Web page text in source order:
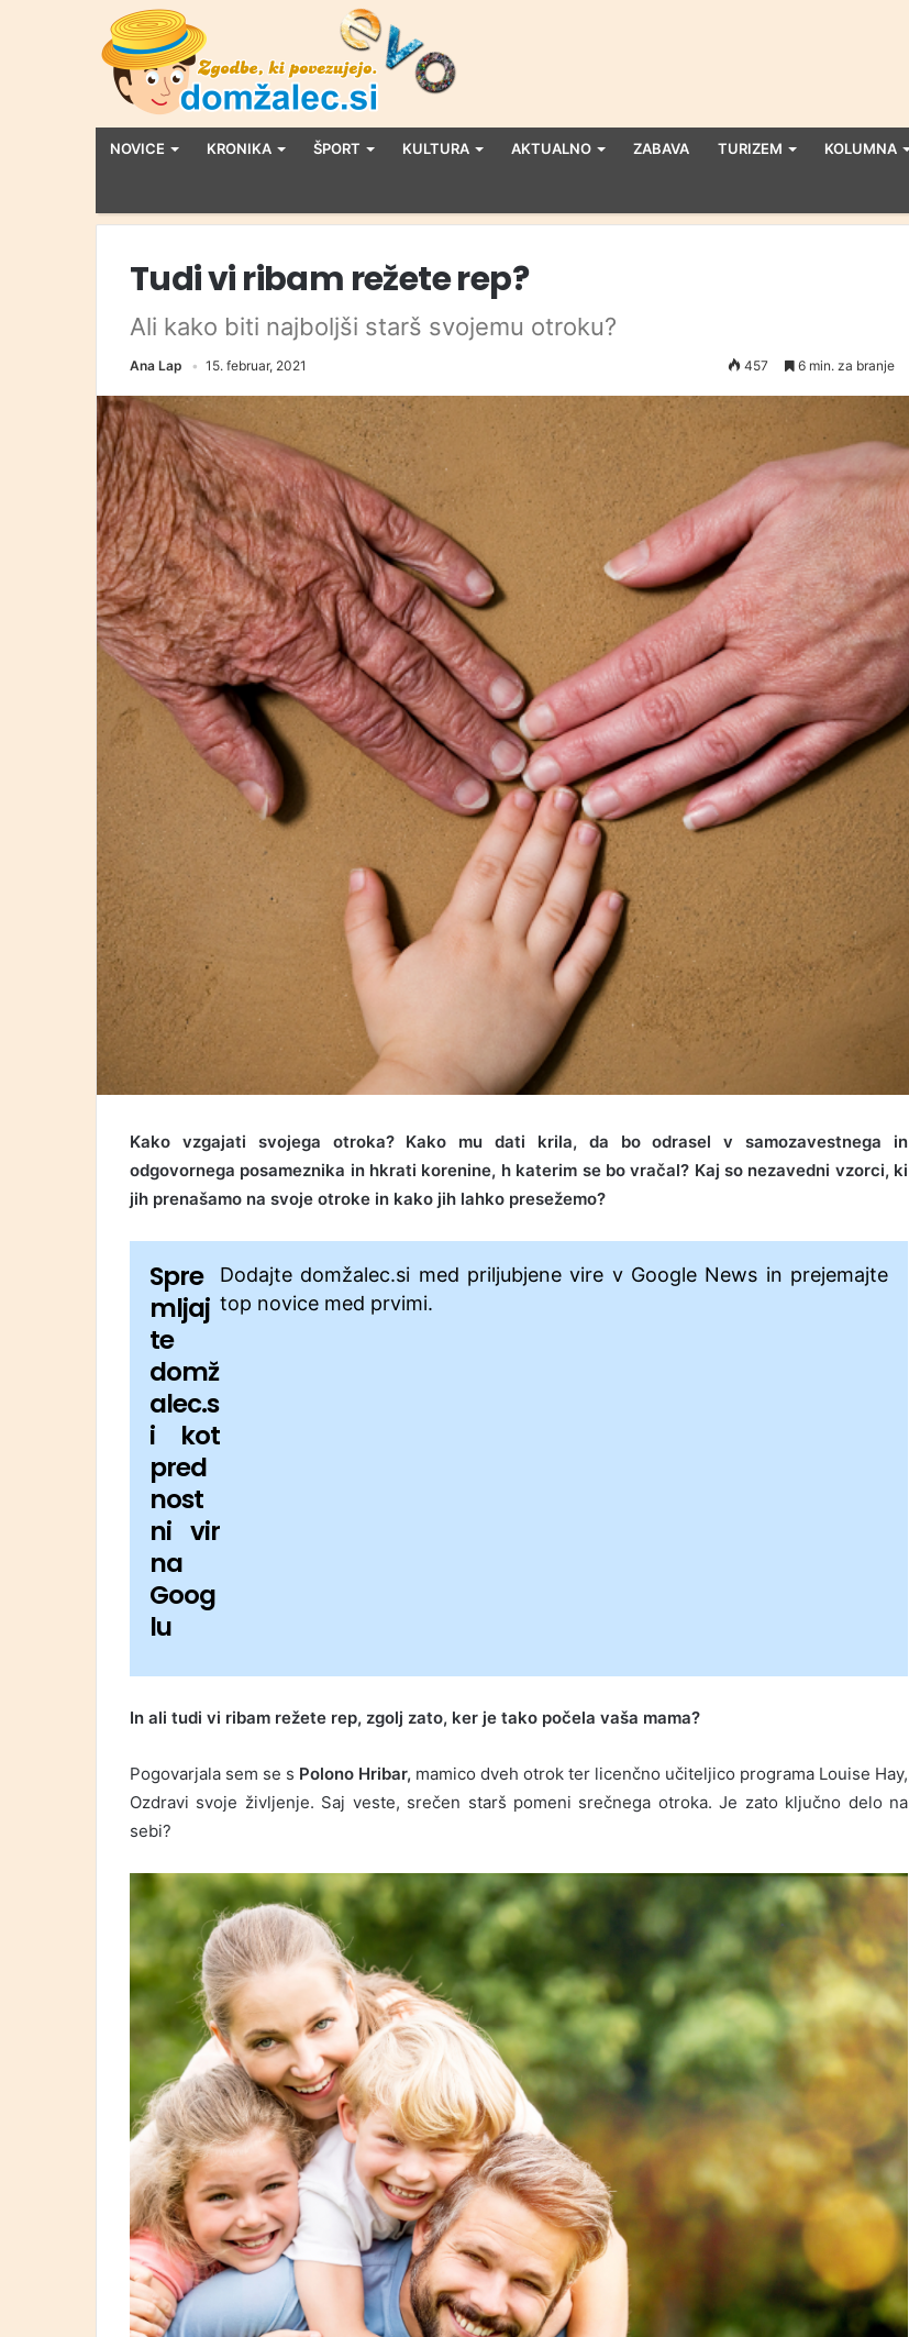
NOVICE KRONIKA ŠPORT KULTURA AKTUALNO ZABAVA TURIZEM KOLUMNA
Tudi vi ribam režete rep?
Ali kako biti najboljši starš svojemu otroku?
Ana Lap 15. februar, 2021 457 6 min. za branje
Kako vzgajati svojega otroka? Kako mu dati krila, da bo odrasel v samozavestnega in
odgovornega posameznika in hkrati korenine, h katerim se bo vračal? Kaj so nezavedni vzorci, ki
jih prenašamo na svoje otroke in kako jih lahko presežemo?
Spre
mljaj
te
domž
alec.s
i kot
pred
nost
ni vir
na
Goog
lu
Dodajte domžalec.si med priljubjene vire v Google News in prejemajte
top novice med prvimi.
In ali tudi vi ribam režete rep, zgolj zato, ker je tako počela vaša mama?
Pogovarjala sem se s Polono Hribar, mamico dveh otrok ter licenčno učiteljico programa Louise Hay,
Ozdravi svoje življenje. Saj veste, srečen starš pomeni srečnega otroka. Je zato ključno delo na
sebi?